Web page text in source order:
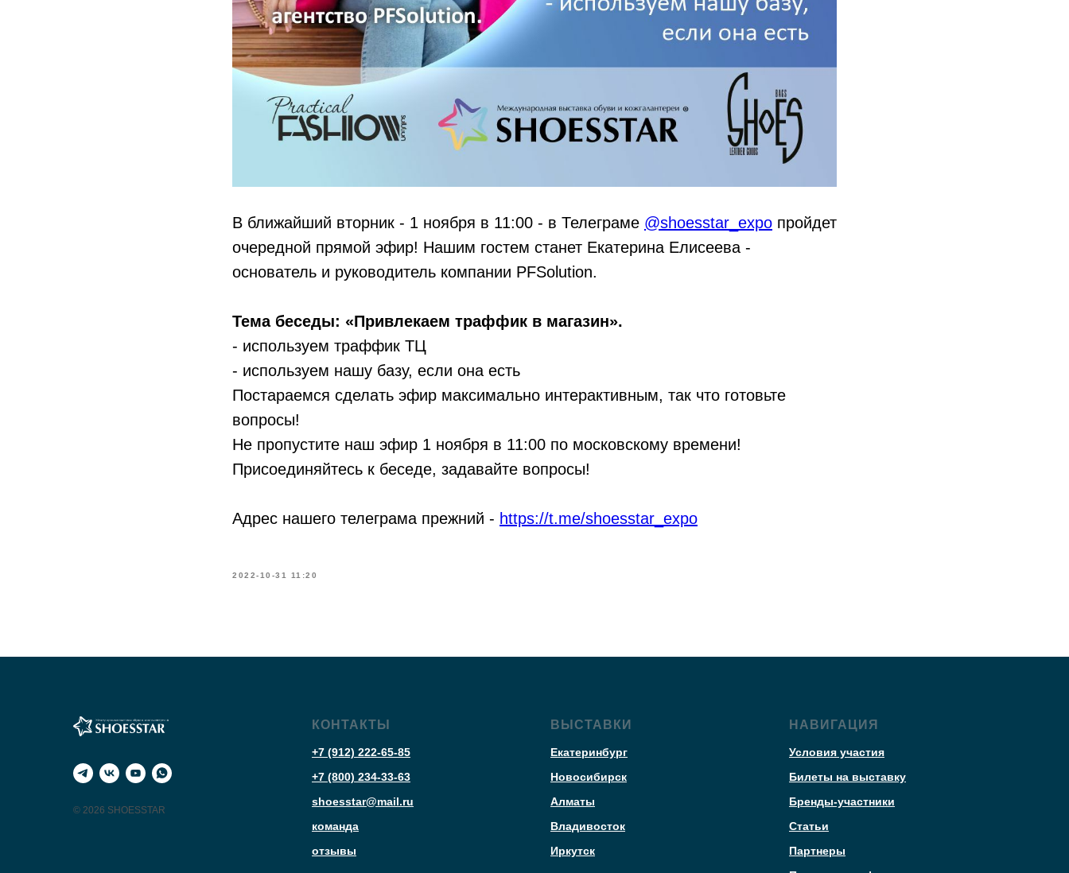
В ближайший вторник - 1 ноября в 11:00 - в Телеграме @shoesstar_expo пройдет
очередной прямой эфир! Нашим гостем станет Екатерина Елисеева -
основатель и руководитель компании PFSolution.
Тема беседы: «Привлекаем траффик в магазин».
- используем траффик ТЦ
- используем нашу базу, если она есть
Постараемся сделать эфир максимально интерактивным, так что готовьте
вопросы!
Не пропустите наш эфир 1 ноября в 11:00 по московскому времени!
Присоединяйтесь к беседе, задавайте вопросы!
Адрес нашего телеграма прежний - https://t.me/shoesstar_expo
2022-10-31 11:20
© 2026 SHOESSTAR
КОНТАКТЫ
+7 (912) 222-65-85
+7 (800) 234-33-63
shoesstar@mail.ru
команда
отзывы
ВЫСТАВКИ
Екатеринбург
Новосибирск
Алматы
Владивосток
Иркутск
НАВИГАЦИЯ
Условия участия
Билеты на выставку
Бренды-участники
Статьи
Партнеры